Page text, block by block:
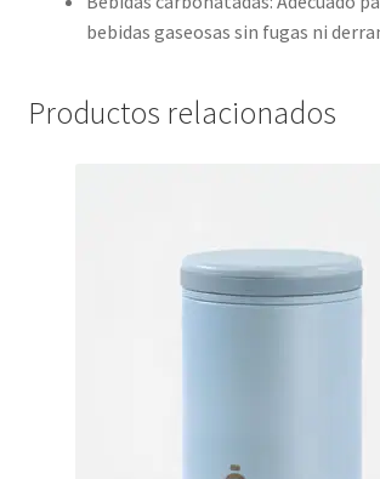
bebidas gaseosas sin fugas ni
Productos relacionados